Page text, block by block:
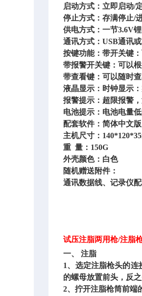
启动方式：立即启动/
停止方式：存满停止/
供电方式：一节3.6V
通讯方式：USB通讯
按键功能：带开关键
带报警开关键：可以
带查看键：可以随时
液晶显示：时钟显示
报警提示：超限报警
电池提示：电池电量
配套软件：简体中文
主机尺寸：
重 量：150G
外壳颜色：白色
随机赠送附件：
通讯数据线、记录仪
试压注脂两用枪/注脂
一、
注脂
1、选定注脂枪头的
的螺母放置前头，反之
2、拧开注脂枪筒前端